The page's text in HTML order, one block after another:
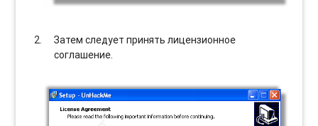
Затем следует принять лицензионное
соглашение.